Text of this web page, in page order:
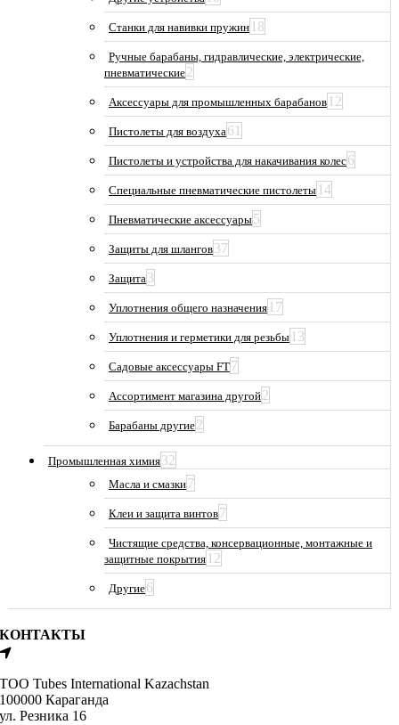
Станки для навивки пружин 18
Ручные барабаны, гидравлические, электрические,
пневматические2
Аксессуары для промышленных барабанов 12
Пистолеты для воздуха61
Пистолеты и устройства для накачивания колес6
Специальные пневматические пистолеты 14
Пневматические аксессуары5
Защиты для шлангов37
Защита3
Уплотнения общего назначения 17
Уплотнения и герметики для резьбы 13
Садовые аксессуары FT7
Ассортимент магазина другой2
Барабаны другие2
Промышленная химия32
Масла и смазки7
Клеи и защита винтов7
Чистящие средства, консервационные, монтажные и
защитные покрытия 12
Другие6
КОНТАКТЫ
ТОО Tubes International Kazachstan
100000 Караганда
ул. Резника 16